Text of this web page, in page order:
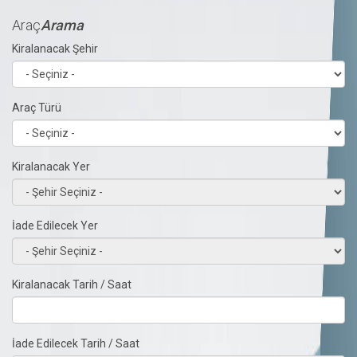
AraçArama
Kiralanacak Şehir
Araç Türü
Kiralanacak Yer
İade Edilecek Yer
Kiralanacak Tarih / Saat
İade Edilecek Tarih / Saat